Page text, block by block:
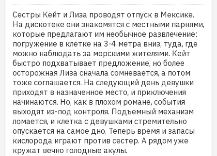
Сестры Кейт и Лиза проводят отпуск в Мексике.
На дискотеке они знакомятся с местными парнями,
которые предлагают им необычное развлечение:
погружение в клетке на 3-4 метра вниз, туда, где
можно наблюдать за морскими жителями. Кейт
быстро подхватывает предложение, но более
осторожная Лиза сначала сомневается, а потом
тоже соглашается. На следующий день девушки
приходят в назначенное место, и приключения
начинаются. Но, как в плохом романе, события
выходят из-под контроля. Подъемный механизм
ломается, и клетка с девушками стремительно
опускается на самое дно. Теперь время и запасы
кислорода играют против сестер. А рядом уже
кружат вечно голодные акулы.